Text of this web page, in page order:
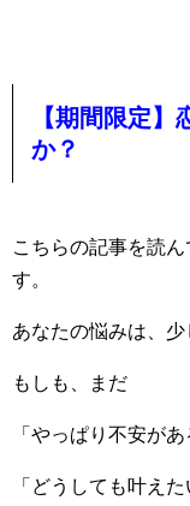
【期間限定
か？
こちらの記事を読
す。
あなたの悩みは、
もしも、まだ
「やっぱり不安が
「どうしても叶え